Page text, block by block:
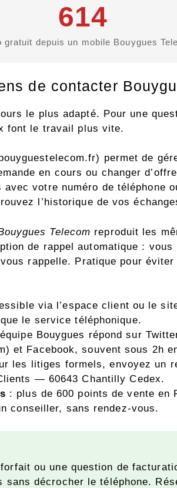
614
gratuit depuis un mobile Bouygues
de contacter
le plus adapté. Pour une
font le travail plus vite.
permet de
en cours ou changer
votre numéro de téléphone
l’historique de vos
Telecom reproduit les
de rappel automatique : vous
vous rappelle. Pratique pour
via l’espace client ou le
le service téléphonique.
Bouygues répond sur
et Facebook, souvent sous 2h
les litiges formels, envoyez un
— 60643 Chantilly Cedex.
: plus de 600 points de vente en
conseiller, sans rendez-vous.
ou une question de
sans décrocher le téléphone.